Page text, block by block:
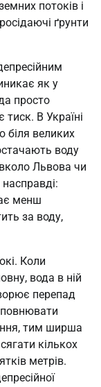
потоків і
ґрунти
як у
просто
тиск. В Україні
біля великих
воду
Львова чи
менш
за воду,
Коли
вода в ній
перепад
тим ширша
кількох
метрів.